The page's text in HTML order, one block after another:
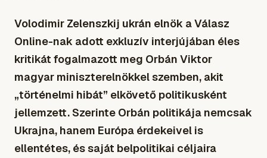
Volodimir Zelenszkij ukrán elnök a Válasz
Online-nak adott exkluzív interjújában éles
kritikát fogalmazott meg Orbán Viktor
magyar miniszterelnökkel szemben, akit
„történelmi hibát” elkövető politikusként
jellemzett. Szerinte Orbán politikája nemcsak
Ukrajna, hanem Európa érdekeivel is
ellentétes, és saját belpolitikai céljaira